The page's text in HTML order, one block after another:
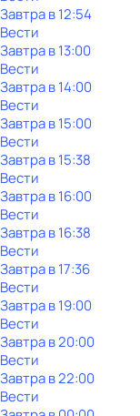
Завтра в 12:54
Вести
Завтра в 13:00
Вести
Завтра в 14:00
Вести
Завтра в 15:00
Вести
Завтра в 15:38
Вести
Завтра в 16:00
Вести
Завтра в 16:38
Вести
Завтра в 17:36
Вести
Завтра в 19:00
Вести
Завтра в 20:00
Вести
Завтра в 22:00
Вести